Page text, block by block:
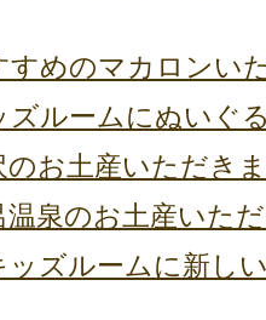
めのマカロンい
ルームにぬいぐ
お土産いただき
泉のお土産いた
ズルームに新し